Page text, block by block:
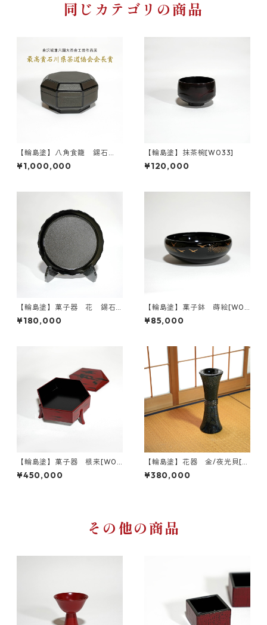
同じカテゴリの商品
【輪島塗】八角食籠 錫石
目 受賞作品[W019]
¥1,000,000
【輪島塗】抹茶椀[W033]
¥120,000
【輪島塗】菓子器 花 錫石
目[W035]
¥180,000
【輪島塗】菓子鉢 蒔絵[W03
6]
¥85,000
【輪島塗】菓子器 根来[W03
7]
¥450,000
【輪島塗】花器 金/夜光貝[W
040]
¥380,000
その他の商品